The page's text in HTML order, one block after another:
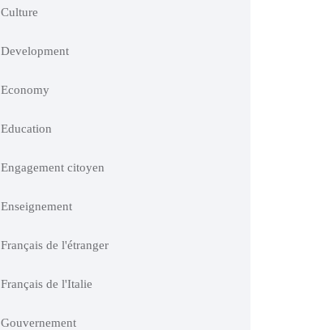
Culture
Development
Economy
Education
Engagement citoyen
Enseignement
Français de l'étranger
Français de l'Italie
Gouvernement